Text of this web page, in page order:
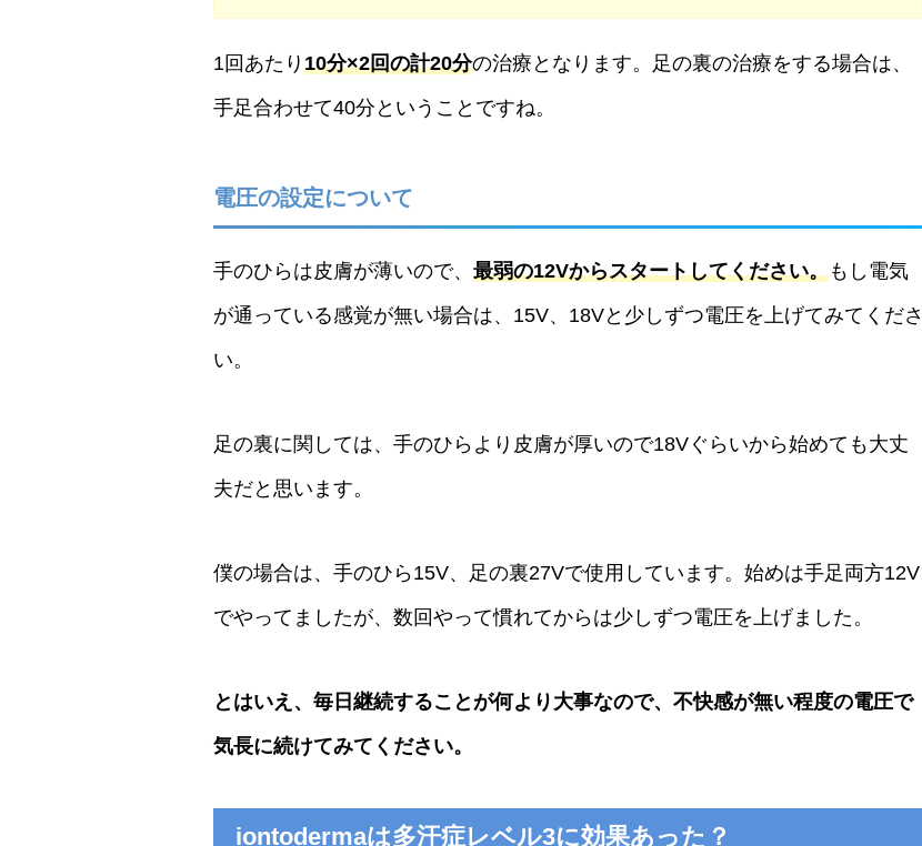
1回あたり 10分×2回の計20分の治療となります。足の裏の治療をする場合は、
手足合わせて40分ということですね。
電圧の設定について
手のひらは皮膚が薄いので、 最弱の12Vからスタートしてください。もし電気
が通っている感覚が無い場合は、15V、18Vと少しずつ電圧を上げてみてくださ
い。
足の裏に関しては、手のひらより皮膚が厚いので18Vぐらいから始めても大丈
夫だと思います。
僕の場合は、手のひら15V、足の裏27Vで使用しています。始めは手足両方12V
でやってましたが、数回やって慣れてからは少しずつ電圧を上げました。
とはいえ、毎日継続することが何より大事なので、不快感が無い程度の電圧で
気長に続けてみてください。
iontodermaは多汗症レベル3に効果あった？